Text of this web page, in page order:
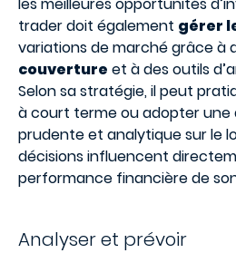
trader doit également gérer
variations de marché grâce à
couverture et à des outils
Selon sa stratégie, il peut
à court terme ou adopter une
prudente et analytique sur le
décisions influencent
performance financière de
Analyser et prévoir